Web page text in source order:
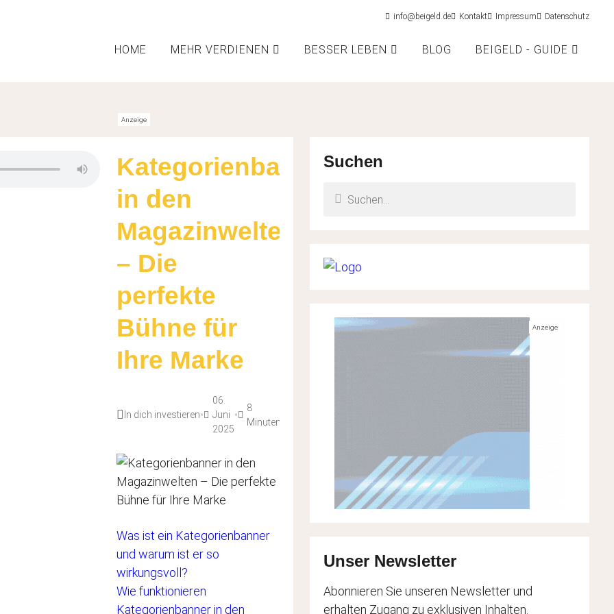
info@beigeld.de Kontakt Impressum Datenschutz
HOME MEHR VERDIENEN
Affiliate, Etsy, Print-on-Demand, KI
Zeit gegen Geld
Nebenjobs, Mikroarbeit, Freelancing
BESSER LEBEN
Work-Life, Routinen, Fokus
In dich investieren
Weiterbildung, Coaching, Gesundheit
BLOG BEIGELD - GUIDE
Kategorienbanner
in den
Magazinwelten
– Die
perfekte
Bühne für
Ihre Marke
In dich investieren•
06.
Juni
2025
•
8
Minuten
Was ist ein Kategorienbanner
und warum ist er so
wirkungsvoll?
Wie funktionieren
Kategorienbanner in den
Suchen
Unser Newsletter
Abonnieren Sie unseren Newsletter und
erhalten Zugang zu exklusiven Inhalten.